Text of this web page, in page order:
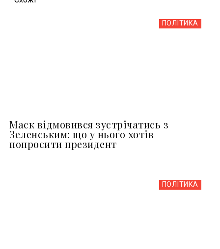
ПОЛІТИКА
Маск відмовився зустрічатись з
Зеленським: що у нього хотів
попросити президент
ПОЛІТИКА